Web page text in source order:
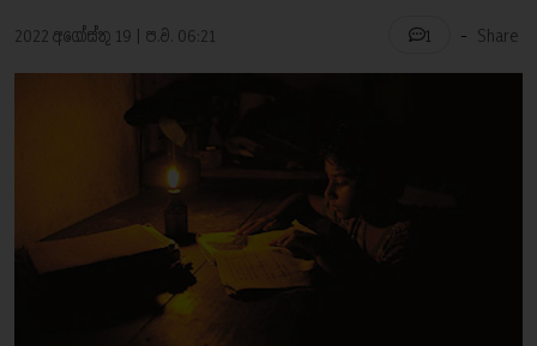
2022 අගෝස්තු 19 | ප.ව. 06:21 1 - Share